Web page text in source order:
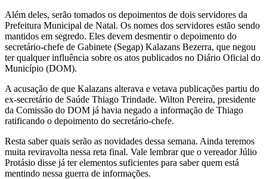
Além deles, serão tomados os depoimentos de dois servidores da
Prefeitura Municipal de Natal. Os nomes dos servidores estão sendo
mantidos em segredo. Eles devem desmentir o depoimento do
secretário-chefe de Gabinete (Segap) Kalazans Bezerra, que negou
ter qualquer influência sobre os atos publicados no Diário Oficial do
Município (DOM).
A acusação de que Kalazans alterava e vetava publicações partiu do
ex-secretário de Saúde Thiago Trindade. Wilton Pereira, presidente
da Comissão do DOM já havia negado a informação de Thiago
ratificando o depoimento do secretário-chefe.
Resta saber quais serão as novidades dessa semana. Ainda teremos
muita reviravolta nessa reta final. Vale lembrar que o vereador Júlio
Protásio disse já ter elementos suficientes para saber quem está
mentindo nessa guerra de informações.